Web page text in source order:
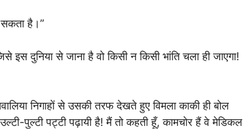
सकता है।”
इस दुनिया से जाना है वो किसी न किसी भांति चला ही जाएगा!
निगाहों से उसकी तरफ देखते हुए विमला काकी ही बोल
पुल्टी पट्टी पढ़ायी है! मैं तो कहती हूँ, कामचोर हैं वे मेडिकल